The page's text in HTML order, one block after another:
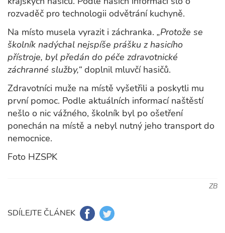
rozvaděč pro technologii odvětrání kuchyně.
Na místo musela vyrazit i záchranka. „Protože se
školník nadýchal nejspíše prášku z hasicího
přístroje, byl předán do péče zdravotnické
záchranné služby,“ doplnil mluvčí hasičů.
Zdravotníci muže na místě vyšetřili a poskytli mu
první pomoc. Podle aktuálních informací naštěstí
nešlo o nic vážného, školník byl po ošetření
ponechán na místě a nebyl nutný jeho transport do
nemocnice.
Foto HZSPK
ZB
SDÍLEJTE ČLÁNEK